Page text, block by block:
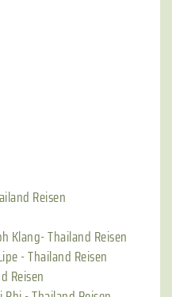
Reisen
Klang- Thailand Reisen
- Thailand Reisen
Reisen